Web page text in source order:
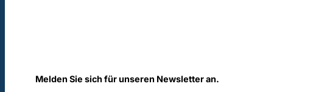
Melden Sie sich für unseren Newsletter an.